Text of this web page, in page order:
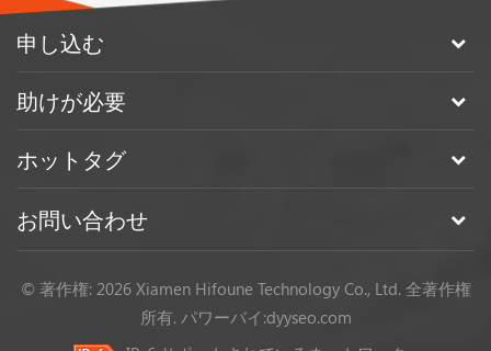
申し込む
助けが必要
ホットタグ
お問い合わせ
© 著作権: 2026 Xiamen Hifoune Technology Co., Ltd. 全著作権
所有. パワーバイ:dyyseo.com